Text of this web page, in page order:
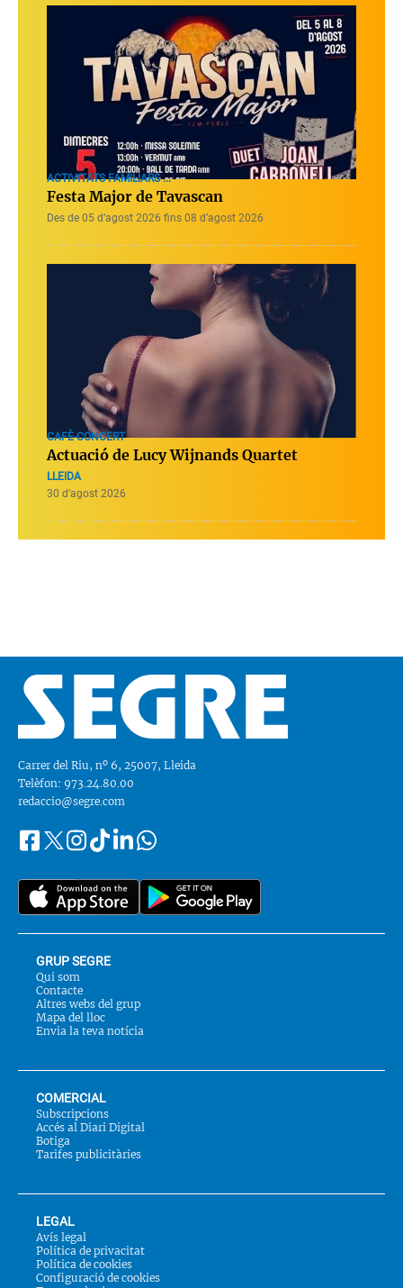
ACTIVITATS FAMILIARS ...
Festa Major de Tavascan
Des de 05 d’agost 2026 fins 08 d’agost 2026
CAFÈ-CONCERT
Actuació de Lucy Wijnands Quartet
LLEIDA
30 d’agost 2026
Carrer del Riu, nº 6, 25007, Lleida
Telèfon: 973.24.80.00
redaccio@segre.com
Segueix-
a::
FacebookInstagram
TiktokLinkedinWhatsapp
GRUP SEGRE
Qui som
Contacte
Altres webs del grup
Mapa del lloc
Envia la teva notícia
COMERCIAL
Subscripcions
Accés al Diari Digital
Botiga
Tarifes publicitàries
LEGAL
Avís legal
Política de privacitat
Política de cookies
Configuració de cookies